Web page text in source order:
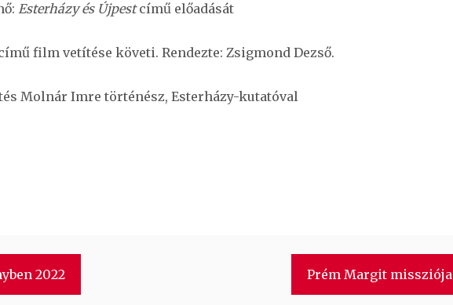
Esterházy és Újpestcímű előadását
film vetítése követi. Rendezte: Zsigmond Dezső.
Molnár Imre történész, Esterházy-kutatóval
2022 Prém Margit missziója